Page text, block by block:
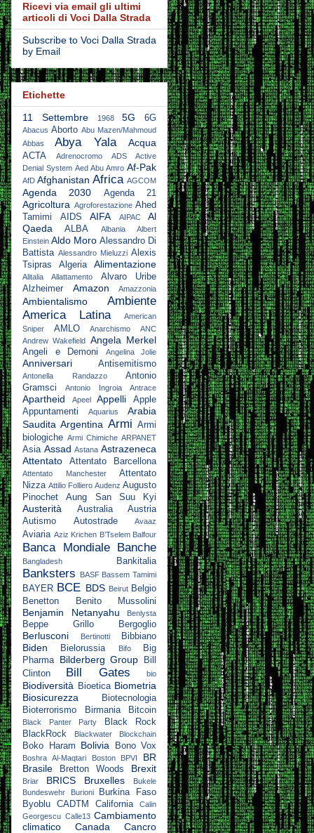
Ricevi via email gli ultimi
articoli di Voci Dalla Strada
Subscribe to Voci Dalla Strada
by Email
Etichette
11 Settembre
1968 5G 6G
Abacus Aborto Abu Mazen/Mahmoud
Abbas
Abya Yala Acqua
ACTA Adrenocromo
ADS Active
Denial System Aed Abu Amro Af-Pak
AfD Afghanistan Africa AGCOM
Agenda 2030 Agenda 21
Agricoltura Agroforestazione Ahed
Tamimi
AIDS AIFA AIPAC
Al
Qaeda
ALBA Albania
Albert
Einstein Aldo Moro Alessandro Di
Battista Alessandro Mieluzzi Alexis
Tsipras
Algeria Alimentazione
Alitalia Allattamento
Alvaro Uribe
Alzheimer
Amazon Amazzonia
Ambientalismo
Ambiente
America Latina
American
Sniper
AMLO Anarchismo
ANC
Andrew Wakefield Angela Merkel
Angeli e Demoni Angelina Jolie
Anniversari Antisemitismo
Antonella Randazzo
Antonio
Gramsci
Antonio Ingroia Antrace
Apartheid Apeel Appelli
Apple
Appuntamenti
Aquarius
Arabia
Saudita Argentina Armi Armi
biologiche Armi Chimiche ARPANET
Asia Assad Astana Astrazeneca
Attentato
Attentato Barcellona
Attentato Manchester
Attentato
Nizza Attilio Folliero Audenz Augusto
Pinochet
Aung San Suu Kyi
Austerità Australia
Austria
Autismo
Autostrade Avaaz
Aviaria Aziz Krichen B’Tselem Balfour
Banca Mondiale Banche
Bangladesh Bankitalia
Banksters BASF Bassem Tamimi
BAYER BCE BDS Beirut Belgio
Benetton
Benito Mussolini
Benjamin Netanyahu Benlysta
Beppe Grillo Bergoglio
Berlusconi Bertinotti Bibbiano
Biden Bielorussia Bifo
Big
Pharma
Bilderberg Group
Bill
Clinton
Bill Gates bio
Biodiversità Bioetica Biometria
Biosicurezza
Biotecnologia
Bioterrorismo
Birmania Bitcoin
Black Panter Party
Black Rock
BlackRock
Blackwater Blockchain
Boko Haram Bolivia Bono Vox
Boshra Al-Maqtari Boston BPVI
BR
Brasile
Bretton Woods Brexit
Briar BRICS Bruxelles
Bukele
Bundeswehr
Burioni
Burkina Faso
Byoblu
CADTM California
Calin
Georgescu Calle13 Cambiamento
climatico
Canada Cancro